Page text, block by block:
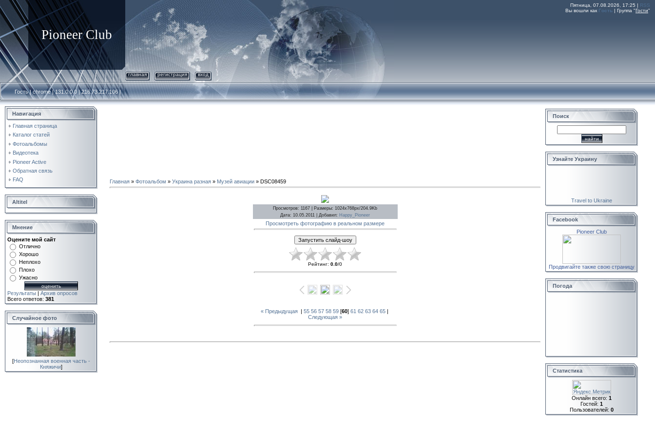
Pioneer Club
Пятница, 07.08.2026, 17:25 | RSS
Вы вошли как Гость | Группа "Гости"
главная регистрация вход
Гость | chrome | 131.0.0.0 | 216.73.217.106 |
Навигация
Главная страница
Каталог статей
Фотоальбомы
Видеотека
Pioneer Active
Обратная связь
FAQ
Altitel
Мнение
Оцените мой сайт
Отлично
Хорошо
Неплохо
Плохо
Ужасно
Результаты | Архив опросов
Всего ответов: 381
Случайное фото
[Неопознанная военная часть -
Княжичи]
Главная » Фотоальбом » Украина разная » Музей авиации » DSC08459
Просмотров: 1167 | Размеры: 1024x768px/204.9Kb
Дата: 10.05.2011 | Добавил: Happy_Pioneer
Просмотреть фотографию в реальном размере
Рейтинг: 0.0/0
« Предыдущая| 55 56 57 58 59[60] 61 62 63 64 65|
Следующая »
Поиск
Узнайте Украину
Travel to Ukraine
Facebook
Pioneer Club
Продвигайте также свою страницу
Погода
Статистика
Онлайн всего: 1
Гостей: 1
Пользователей: 0